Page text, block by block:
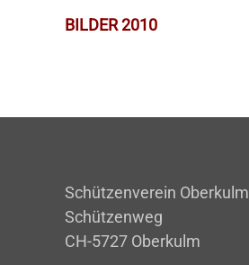
BILDER 2010
Schützenverein Oberkulm
Schützenweg
CH-5727 Oberkulm